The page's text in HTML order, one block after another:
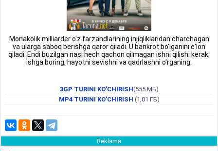
Monakolik milliarder o'z farzandlarining injiqliklaridan charchagan
va ularga saboq berishga qaror qiladi. U bankrot bo'lganini e'lon
qiladi. Endi buzilgan nasl hech qachon qilmagan ishni qilishi kerak:
ishga boring, hayotni sevishni va qadrlashni o'rganing.
3GP TURINI KO'CHIRISH(555 МБ)
MP4 TURINI KO'CHIRISH (1,01 ГБ)
Reklama